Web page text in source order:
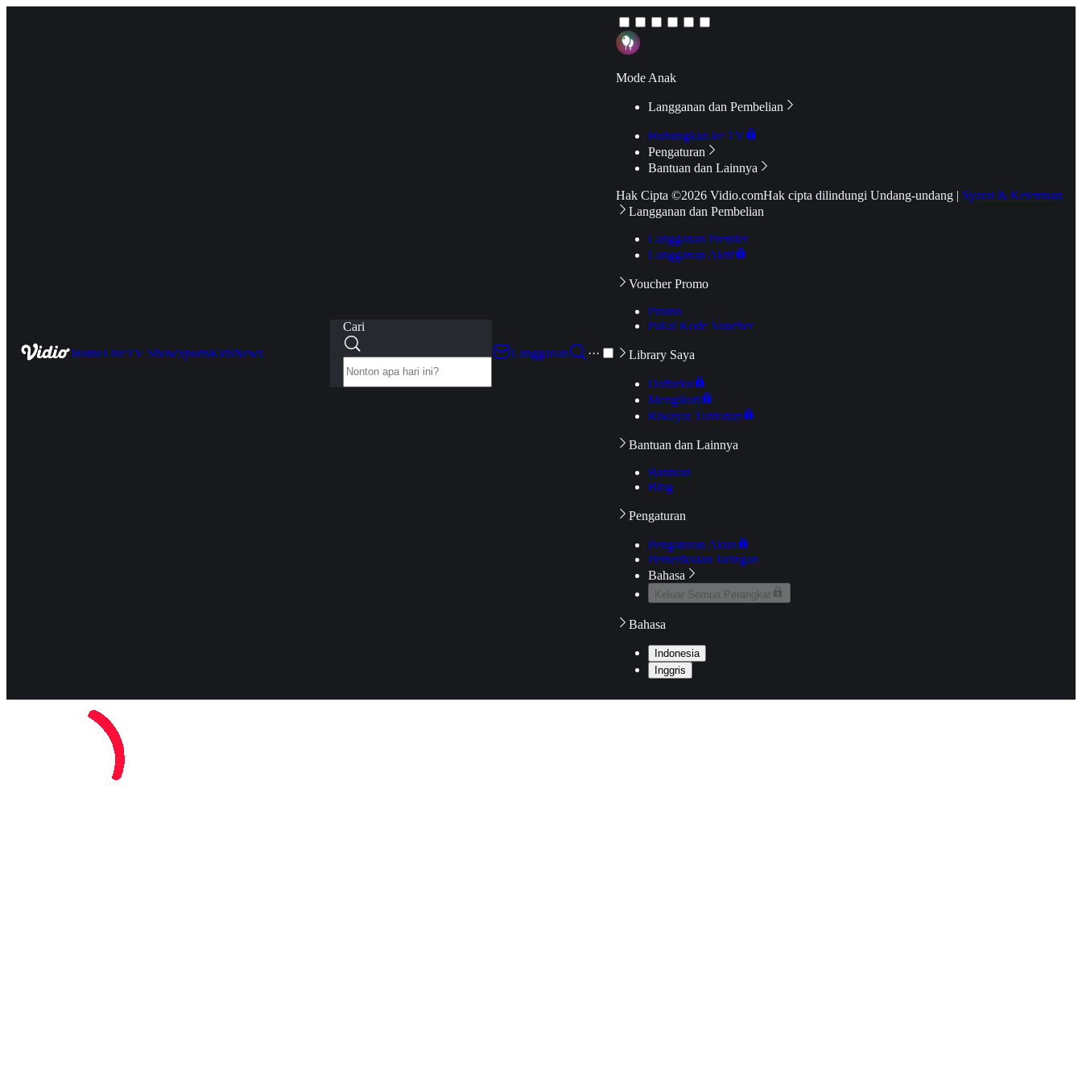
HomeLiveTV ShowSportsKidsNews
Cari
Langganan
···
Mode Anak
Langganan dan Pembelian
Hubungkan ke TV
Pengaturan
Bantuan dan Lainnya
Hak Cipta ©2026 Vidio.comHak cipta dilindungi Undang-undang | Syarat & Ketentuan
Langganan dan Pembelian
Langganan Premier
Langganan Aktif
Voucher Promo
Promo
Pakai Kode Voucher
Library Saya
Daftarku
Mengikuti
Riwayat Tontonan
Bantuan dan Lainnya
Bantuan
Blog
Pengaturan
Pengaturan Akun
Pemeriksaan Jaringan
Bahasa
Keluar Semua Perangkat
Bahasa
Indonesia
Inggris